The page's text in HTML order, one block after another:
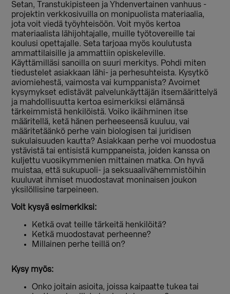
Setan, Transtukipisteen ja Yhdenvertainen vanhuus -
projektin verkkosivuilla on monipuolista materiaalia,
jota voit viedä työyhteisöön. Voit myös kertoa
materiaalista lähijohtajalle, muille työtovereille tai
koulusi opettajalle. Seta tarjoaa myös koulutusta
ammattilaisille ja ammattiin opiskeleville.
Käyttämilläsi sanoilla on suuri merkitys. Pohdi miten
tiedustelet asiakkaan lähi- ja perhesuhteista. Kysytkö
aviomiehestä, vaimosta vai kumppanista? Avoimet
kysymykset edistävät palvelunkäyttäjän itsemäärittelyä
ja mahdollisuutta kertoa esimerkiksi elämänsä
tärkeimmistä henkilöistä. Voiko ikäihminen itse
määritellä, ketä hänen perheeseensä kuuluu, vai
määritetäänkö perhe vain biologisen tai juridisen
sukulaisuuden kautta? Asiakkaan perhe voi muodostua
ystävistä tai entisistä kumppaneista, joiden kanssa on
kuljettu vuosikymmenien mittainen matka. On hyvä
muistaa, että sukupuoli- ja seksuaalivähemmistöihin
kuuluvat ihmiset muodostavat moninaisen joukon
yksilöllisine tarpeineen.
Voit kysyä esimerkiksi:
Ketkä ovat teille tärkeitä henkilöitä?
Ketkä muodostavat perheenne?
Millainen perhe teillä on?
Kysy myös:
Onko joitain asioita, joissa kaipaatte tukea tai